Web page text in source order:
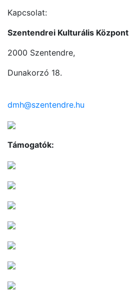
Kapcsolat:
Szentendrei Kulturális Központ
2000 Szentendre,
Dunakorzó 18.
dmh@szentendre.hu
Támogatók: